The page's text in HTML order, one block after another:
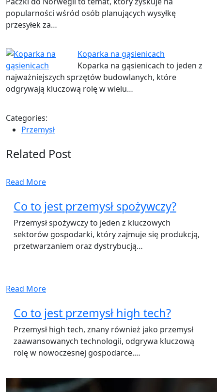
popularności wśród osób planujących wysyłkę
przesyłek za…
Koparka na gąsienicach
Koparka na gąsienicach to jeden z
najważniejszych sprzętów budowlanych, które
odgrywają kluczową rolę w wielu…
Categories:
Przemysł
Related Post
Read More
Co to jest przemysł spożywczy?
Przemysł spożywczy to jeden z kluczowych
sektorów gospodarki, który zajmuje się produkcją,
przetwarzaniem oraz dystrybucją…
Read More
Co to jest przemysł high tech?
Przemysł high tech, znany również jako przemysł
zaawansowanych technologii, odgrywa kluczową
rolę w nowoczesnej gospodarce.…